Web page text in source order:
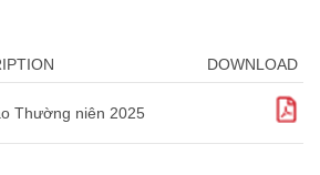
DOWNLOAD
Thường niên 2025 Download